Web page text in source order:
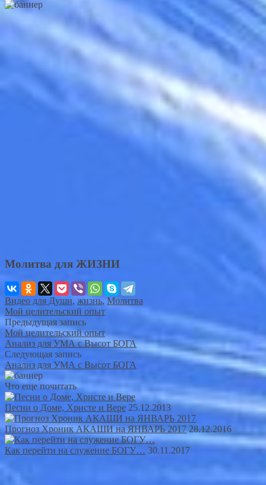
Молитва для ЖИЗНИ
Видео для Души, жизнь, Молитва
Мой целительский опыт
Предыдущая запись
Мой целительский опыт
Анализ для УМА с Высот БОГА
Следующая запись
Анализ для УМА с Высот БОГА
Что еще почитать
Песни о Доме, Христе и Вере 25.12.2013
Прогноз Хроник АКАШИ на ЯНВАРЬ 2017 28.12.2016
Как перейти на служение БОГУ… 30.11.2017